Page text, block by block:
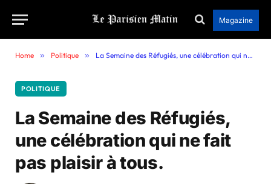
Magazine
Home » Politique » La Semaine des Réfugiés, une célébration qui ne fait pas plaisir à tous.
POLITIQUE
La Semaine des Réfugiés,
une célébration qui ne fait
pas plaisir à tous.